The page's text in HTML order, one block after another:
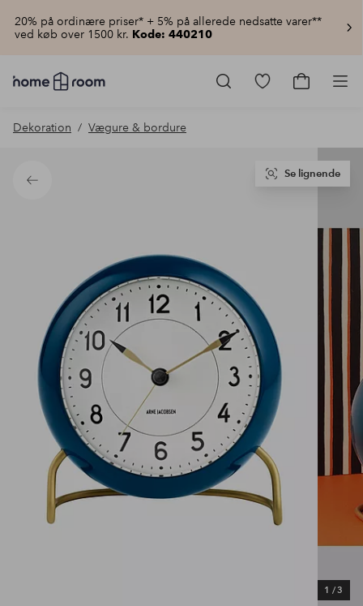
20% på ordinære priser* + 5% på allerede nedsatte varer**
ved køb over 1500 kr. Kode: 440210
Homeroom
–
hjemmet
pris
Gå
Gå
Dekoration Vægure & bordure
Tilbage
1 /3
Se lignende